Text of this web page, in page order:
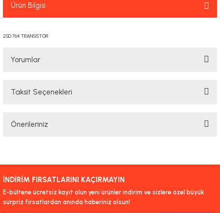
Ürün Bilgisi
2SD 764 TRANSİSTÖR
Yorumlar
Taksit Seçenekleri
Önerileriniz
yetersiz gördüğünüz noktaları öneri formunu kullanarak tarafımıza
iletebilirsiniz.
Görüş ve önerileriniz için teşekkür ederiz.
İNDİRİM FIRSATLARINI KAÇIRMAYIN
E-bültene ücretsiz kayıt olun yeni ürünler indirim ve sizlere özel büyük
sürpriz fırsatlardan anında haberiniz olsun!